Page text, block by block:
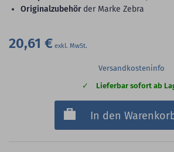
Originalzubehör der Marke Zebra
20,61 €
Versandkosteninfo
Lieferbar sofort ab
In den